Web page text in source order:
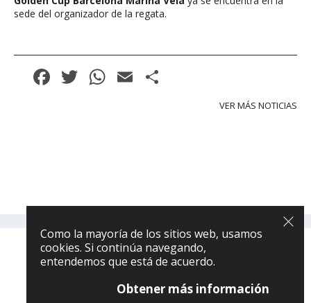
sede del organizador de la regata.
Facebook
Twitter
WhatsApp
Email
VER MÁS NOTICIAS
® DIFUSION NAUTICA
Política de privacidad
Como la mayoría de los sitios web, usamos
cookies. Si continúa navegando,
entendemos que está de acuerdo.
Obtener más información